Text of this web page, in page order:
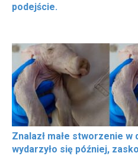
podejście.
Znalazł małe stworzenie
wydarzyło się później,